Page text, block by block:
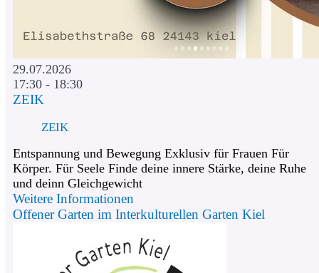
29.07.2026
17:30 - 18:30
ZEIK
ZEIK
Entspannung und Bewegung Exklusiv für Frauen Für
Körper. Für Seele Finde deine innere Stärke, deine Ruhe
und deinn Gleichgewicht
Weitere Informationen
Offener Garten im Interkulturellen Garten Kiel